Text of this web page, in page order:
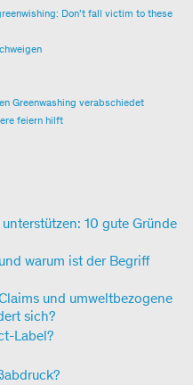
Don’t fall victim to these
Greenwashing verabschiedet
feiern hilft
10 gute Gründe
warum ist der Begriff
und umweltbezogene
sich?
Label?